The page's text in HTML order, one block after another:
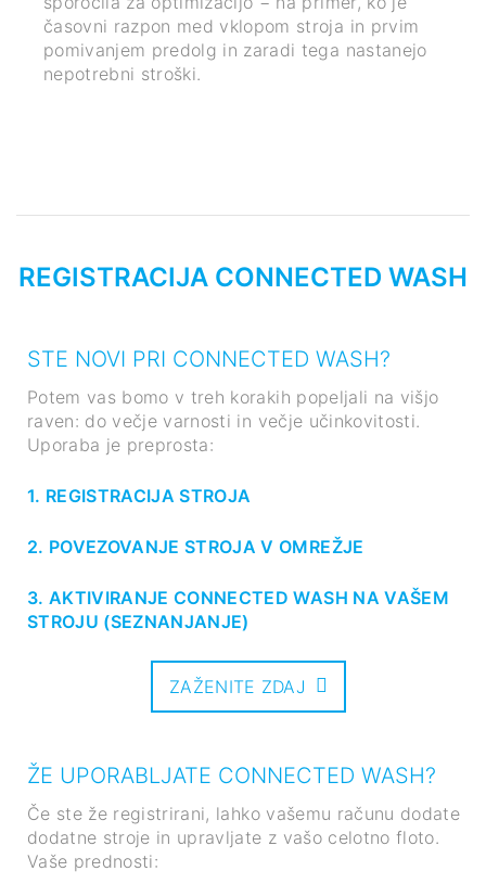
stroja in prvim
tega nastanejo
tablični računalnik.
REGISTRACIJA CONNECTED WASH
STE NOVI PRI CONNECTED WASH?
Potem vas bomo v treh korakih popeljali na višjo
raven: do večje varnosti in večje učinkovitosti.
Uporaba je preprosta:
1. REGISTRACIJA STROJA
2. POVEZOVANJE STROJA V OMREŽJE
3. AKTIVIRANJE CONNECTED WASH NA VAŠEM
STROJU (SEZNANJANJE)
ZAŽENITE ZDAJ
ŽE UPORABLJATE CONNECTED WASH?
Če ste že registrirani, lahko vašemu računu dodate
dodatne stroje in upravljate z vašo celotno floto.
Vaše prednosti: